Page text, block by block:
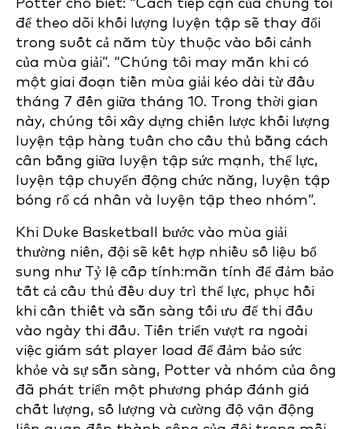
Potter cho biết: “Cách tiếp cận của chúng tôi
để theo dõi khối lượng luyện tập sẽ thay đổi
trong suốt cả năm tùy thuộc vào bối cảnh
của mùa giải”. “Chúng tôi may mắn khi có
một giai đoạn tiền mùa giải kéo dài từ đầu
tháng 7 đến giữa tháng 10. Trong thời gian
này, chúng tôi xây dựng chiến lược khối lượng
luyện tập hàng tuần cho cầu thủ bằng cách
cân bằng giữa luyện tập sức mạnh, thể lực,
luyện tập chuyển động chức năng, luyện tập
bóng rổ cá nhân và luyện tập theo nhóm”.
Khi Duke Basketball bước vào mùa giải
thường niên, đội sẽ kết hợp nhiều số liệu bổ
sung như Tỷ lệ cấp tính:mãn tính để đảm bảo
tất cả cầu thủ đều duy trì thể lực, phục hồi
khi cần thiết và sẵn sàng tối ưu để thi đấu
vào ngày thi đấu. Tiến triển vượt ra ngoài
việc giám sát player load để đảm bảo sức
khỏe và sự sẵn sàng, Potter và nhóm của ông
đã phát triển một phương pháp đánh giá
chất lượng, số lượng và cường độ vận động